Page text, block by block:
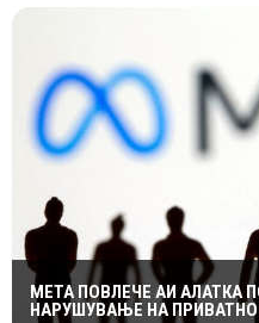
МЕТА ПОВЛЕЧЕ АИ АЛАТКА
НАРУШУВАЊЕ НА